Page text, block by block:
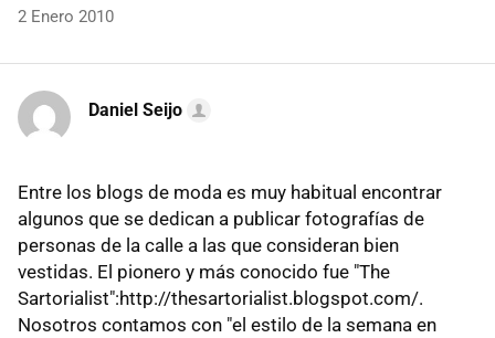
2 Enero 2010
Daniel Seijo
Entre los blogs de moda es muy habitual encontrar
algunos que se dedican a publicar fotografías de
personas de la calle a las que consideran bien
vestidas. El pionero y más conocido fue "The
Sartorialist":http://thesartorialist.blogspot.com/.
Nosotros contamos con "el estilo de la semana en